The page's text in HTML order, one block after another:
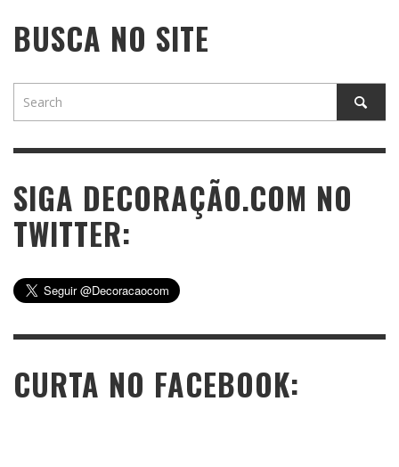
BUSCA NO SITE
SIGA DECORAÇÃO.COM NO
TWITTER:
CURTA NO FACEBOOK: